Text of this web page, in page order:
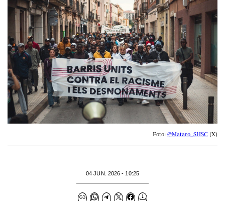
Foto: @Mataro_SHSC (X)
04 JUN. 2026 - 10:25